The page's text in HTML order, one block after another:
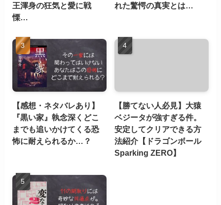
王渾身の狂気と愛に戦
慄…
れた驚愕の真実とは…
【感想・ネタバレあり】
『黒い家』執念深くどこ
までも追いかけてくる恐
怖に耐えられるか…？
【勝てない人必見】大猿
ベジータが強すぎる件。
安定してクリアできる方
法紹介【ドラゴンボール
Sparking ZERO】